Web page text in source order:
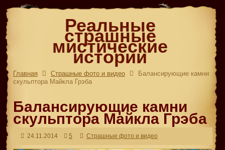
Реальные
страшные
мистические
истории
Главная Страшные фото и видео
Балансирующие камни
скульптора Майкла Грэба
Балансирующие камни
скульптора Майкла Грэба
24.11.2014 5 Страшные фото и видео